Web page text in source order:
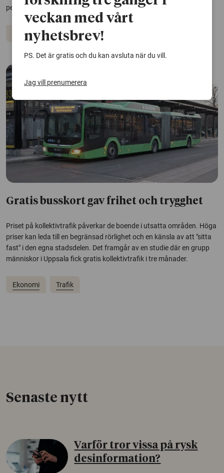
penningtvätt i någon större utsträckning, enligt en ny avhandling.
Ekonomi Lagstiftning
Gratis busskort gav frihet och trygghet
Priset på kollektivtrafik påverkar de boende i utsatta områden. Höga
priser kan leda till en begränsad rörlighet och en känsla av att "sitta
fast" i den egna stadsdelen. Det framgår av en studie där en grupp
människor i Uppsala fick gratis kollektivtrafik i tre månader.
Ekonomi Trafik
Senaste nytt
Varför tror vissa på rysk
desinformation?
veckan med vårt
nyhetsbrev!
PS. Det är gratis och du kan avsluta när du vill.
Jag vill prenumerera